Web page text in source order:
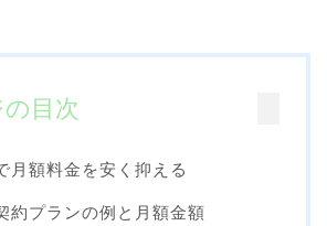
目次
月額料金を安く抑える
約プランの例と月額金額